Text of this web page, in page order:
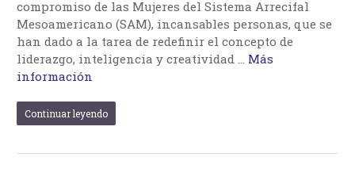
compromiso de las Mujeres del Sistema Arrecifal
Mesoamericano (SAM), incansables personas, que se
han dado a la tarea de redefinir el concepto de
liderazgo, inteligencia y creatividad … Más
información
Continuar leyendo